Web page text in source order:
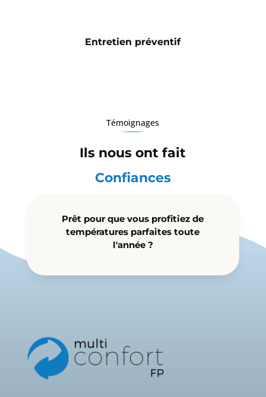
Entretien préventif
Témoignages
Ils nous ont fait
Confiances
Prêt pour que vous profitiez de
températures parfaites toute
l'année ?